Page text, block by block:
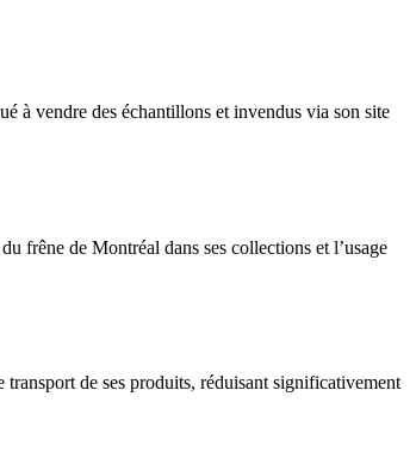
à vendre des échantillons et invendus via son site
frêne de Montréal dans ses collections et l’usage
de ses produits, réduisant significativement